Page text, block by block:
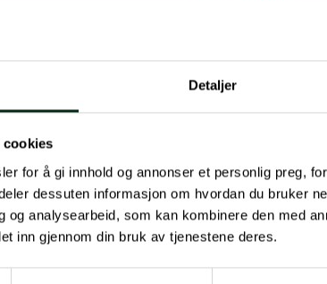
Detaljer
cookies
for å gi innhold og annonser et personlig preg,
dessuten informasjon om hvordan du bruker
og analysearbeid, som kan kombinere den med
inn gjennom din bruk av tjenestene deres.